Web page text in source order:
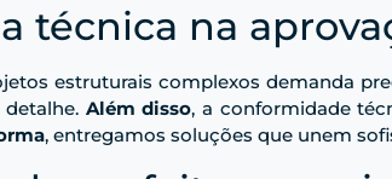
técnica na
estruturais complexos demanda
Além disso, a conformidade
, entregamos soluções que unem